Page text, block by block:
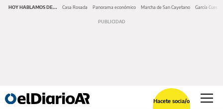
HOY HABLAMOS DE... Casa Rosada Panorama económico Marcha de San Cayetano García Cuerva
Hacete socia/o